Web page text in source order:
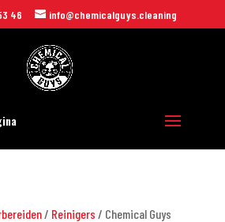
46 info@chemicalguys.cleaning
/ Reinigers / Chemical Guys